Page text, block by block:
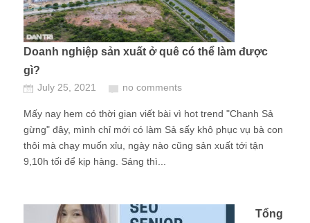
Doanh nghiệp sản xuất ở quê có thể làm được
gì?
July 25, 2021 no comments
Mấy nay hem có thời gian viết bài vì hot trend "Chanh Sả
gừng" đây, mình chỉ mới có làm Sả sấy khô phục vụ bà con
thôi mà chạy muốn xỉu, ngày nào cũng sản xuất tới tận
9,10h tối để kịp hàng. Sáng thì...
Tổng